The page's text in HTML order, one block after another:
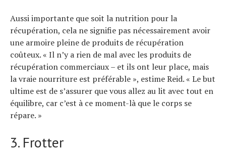
Aussi importante que soit la nutrition pour la
récupération, cela ne signifie pas nécessairement avoir
une armoire pleine de produits de récupération
coûteux. « Il n’y a rien de mal avec les produits de
récupération commerciaux – et ils ont leur place, mais
la vraie nourriture est préférable », estime Reid. « Le but
ultime est de s’assurer que vous allez au lit avec tout en
équilibre, car c’est à ce moment-là que le corps se
répare. »
3. Frotter